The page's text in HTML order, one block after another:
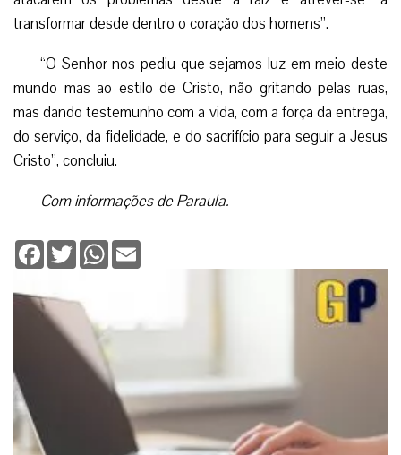
do serviço, da fidelidade, e do sacrifício para seguir a Jesus
Com informações de Paraula.
FacebookTwitterWhatsApp
Email